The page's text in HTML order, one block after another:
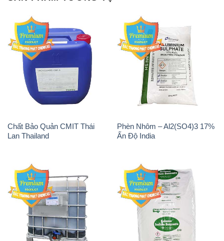
Chất Bảo Quản CMIT Thái
Lan Thailand
Phèn Nhôm – Al2(SO4)3 17%
Ấn Độ India